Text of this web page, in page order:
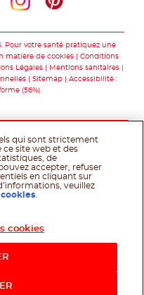
Pour votre santé pratiquez une
matière de cookies
Conditions
Légales
Mentions sanitaires
Sitemap
Accessibilité :
(56%)
qui sont strictement
site web et des
de
accepter, refuser
en cliquant sur
veuillez
cookies